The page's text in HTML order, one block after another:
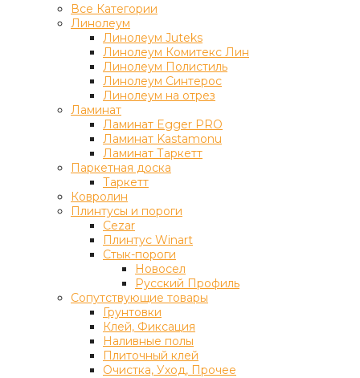
Все Категории
Линолеум
Линолеум Juteks
Линолеум Комитекс Лин
Линолеум Полистиль
Линолеум Синтерос
Линолеум на отрез
Ламинат
Ламинат Egger PRO
Ламинат Kastamonu
Ламинат Таркетт
Паркетная доска
Таркетт
Ковролин
Плинтусы и пороги
Cezar
Плинтус Winart
Стык-пороги
Новосел
Русский Профиль
Сопутствующие товары
Грунтовки
Клей, Фиксация
Наливные полы
Плиточный клей
Очистка, Уход, Прочее